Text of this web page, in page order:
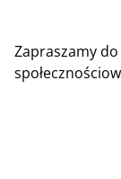
Zapraszamy